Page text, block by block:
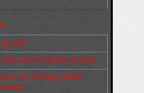
जून 2026
भाजपा सरकार और बुलडोज़र का आतंक!
पार कर रही है क्यूबा में अमेरिकी
घेराबन्दी